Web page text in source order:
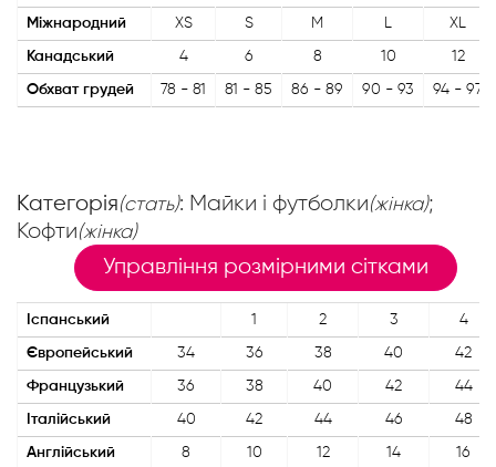
Міжнародний XS S M L XL
Канадський 4 6 8 10 12
Обхват грудей 78 - 81 81 - 85 86 - 89 90 - 93 94 - 97
Категорія(стать): Майки і футболки(жінка);
Кофти(жінка)
Управління розмірними сітками
Іспанський 1 2 3 4
Європейський 34 36 38 40 42
Французький 36 38 40 42 44
Італійський 40 42 44 46 48
Англійський 8 10 12 14 16